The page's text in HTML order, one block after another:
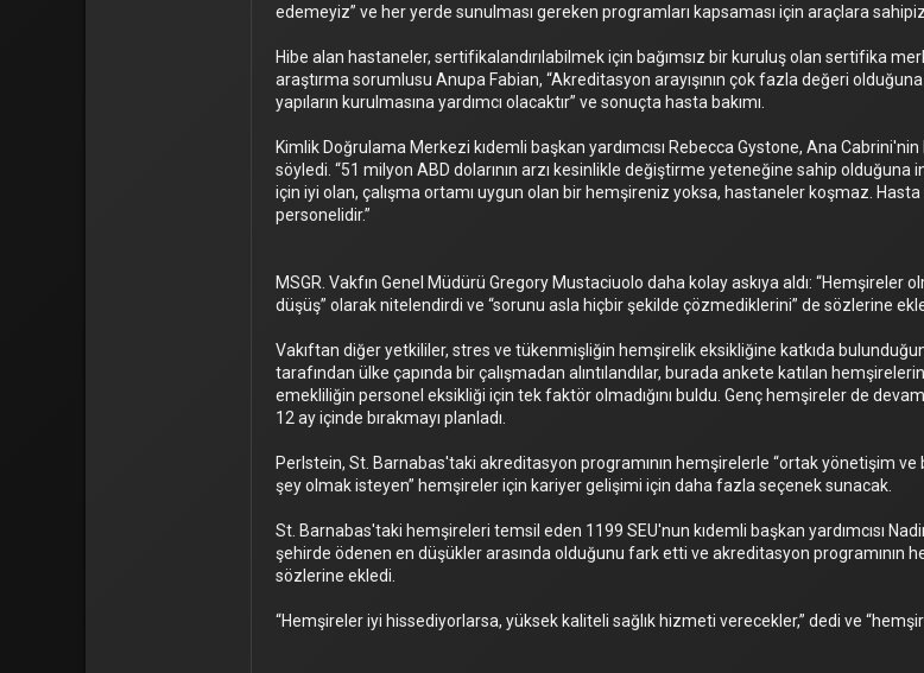
edemeyiz” ve her yerde sunulması gereken programları kapsaması için araçlara
Hibe alan hastaneler, sertifikalandırılabilmek için bağımsız bir kuruluş olan sertifika
araştırma sorumlusu Anupa Fabian, “Akreditasyon arayışının çok fazla değeri
yapıların kurulmasına yardımcı olacaktır” ve sonuçta hasta bakımı.
Kimlik Doğrulama Merkezi kıdemli başkan yardımcısı Rebecca Gystone, Ana
söyledi. “51 milyon ABD dolarının arzı kesinlikle değiştirme yeteneğine sahip olduğuna
için iyi olan, çalışma ortamı uygun olan bir hemşireniz yoksa, hastaneler koşmaz.
personelidir.”
MSGR. Vakfın Genel Müdürü Gregory Mustaciuolo daha kolay askıya aldı: “Hemşireler
düşüş” olarak nitelendirdi ve “sorunu asla hiçbir şekilde çözmediklerini” de sözlerine
Vakıftan diğer yetkililer, stres ve tükenmişliğin hemşirelik eksikliğine katkıda
tarafından ülke çapında bir çalışmadan alıntılandılar, burada ankete katılan
emekliliğin personel eksikliği için tek faktör olmadığını buldu. Genç hemşireler de
12 ay içinde bırakmayı planladı.
Perlstein, St. Barnabas'taki akreditasyon programının hemşirelerle “ortak yönetişim
şey olmak isteyen” hemşireler için kariyer gelişimi için daha fazla seçenek sunacak.
St. Barnabas'taki hemşireleri temsil eden 1199 SEU'nun kıdemli başkan yardımcısı
şehirde ödenen en düşükler arasında olduğunu fark etti ve akreditasyon programının
sözlerine ekledi.
“Hemşireler iyi hissediyorlarsa, yüksek kaliteli sağlık hizmeti verecekler,” dedi ve